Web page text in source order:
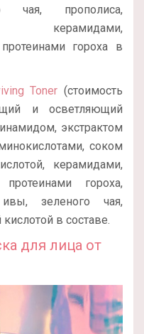
чая, прополиса,
керамидами,
гороха в
Toner (стоимость
и осветляющий
экстрактом
соком
керамидами,
гороха,
зеленого чая,
в составе.
для лица от